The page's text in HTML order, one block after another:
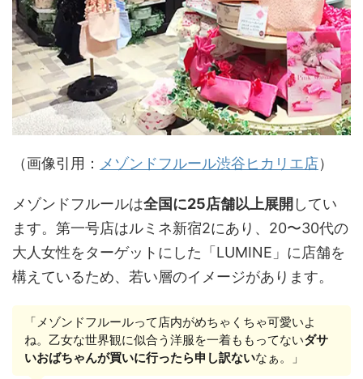
（画像引用： メゾンドフルール渋谷ヒカリエ店）
メゾンドフルールは全国に25店舗以上展開 してい
ます。第一号店はルミネ新宿2にあり、20〜30代の
大人女性をターゲットにした「LUMINE」に店舗を
構えているため、若い層のイメージがあります。
「メゾンドフルールって店内がめちゃくちゃ可愛いよ
ね。乙女な世界観に似合う洋服を一着ももってないダサ
いおばちゃんが買いに行ったら申し訳ないなぁ。」